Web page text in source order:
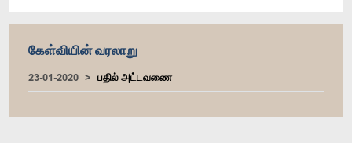
கேள்வியின் வரலாறு
23-01-2020 பதில் அட்டவணை